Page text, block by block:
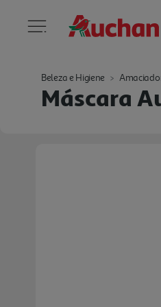
Beleza e Higiene
Máscara